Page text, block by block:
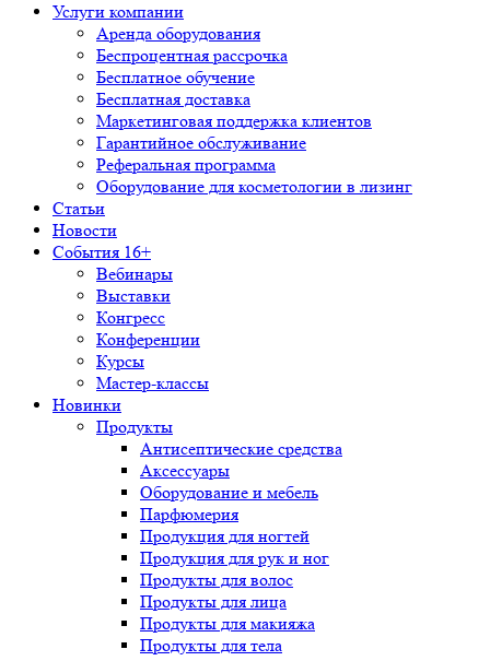
Услуги компании
Аренда оборудования
Беспроцентная рассрочка
Бесплатное обучение
Бесплатная доставка
Маркетинговая поддержка клиентов
Гарантийное обслуживание
Реферальная программа
Оборудование для косметологии в лизинг
Статьи
Новости
События 16+
Вебинары
Выставки
Конгресс
Конференции
Курсы
Мастер-классы
Новинки
Продукты
Антисептические средства
Аксессуары
Оборудование и мебель
Парфюмерия
Продукция для ногтей
Продукция для рук и ног
Продукты для волос
Продукты для лица
Продукты для макияжа
Продукты для тела